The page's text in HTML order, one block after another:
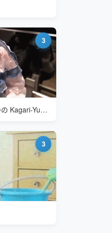
3
G杯罩的酒吧服务员#神狩柚乃(神狩ゆの Kagari-Yuno)
3